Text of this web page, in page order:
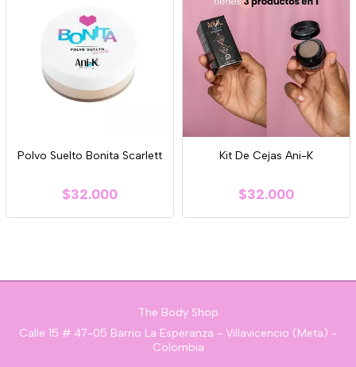
Polvo Suelto Bonita Scarlett
$32.000
Kit De Cejas Ani-K
$32.000
The Body Shop
Calle 15 # 47-05 Barrio La Esperanza - Villavicencio (Meta) -
Colombia